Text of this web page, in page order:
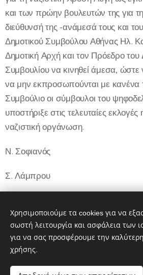
και των πρώην βουλευτών της για
διεύθυνσή της -ανάμεσά τους και
Δημοτικού Συμβούλου Αθήνας Ηλ.
Δημοτική Αρχή και τον Πρόεδρο του
Συμβουλίου να κινηθεί άμεσα, ώστε
να μην εκπροσωπούνται με κανένα
Συμβούλιο οι σύμβουλοι του
υποστήριξε στις τελευταίες εκλογές
ναζιστική οργάνωση.
Ν. Σοφιανός
Σ. Λάμπρου
Β. Παναγή
Χρησιμοποιούμε τα cookies για να
σωστή λειτουργία και ασφάλεια των
για να σας προσφέρουμε την
χρήσης.